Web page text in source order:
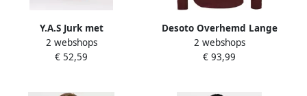
Y.A.S Jurk met
overhemdkraag
YASSAVANNA LONG SHIRT
2 webshops
€ 52,59
Desoto Overhemd Lange
Mouw Overhemd Strijkvrij
Modern Kent Donkerpaars
2 webshops
€ 93,99